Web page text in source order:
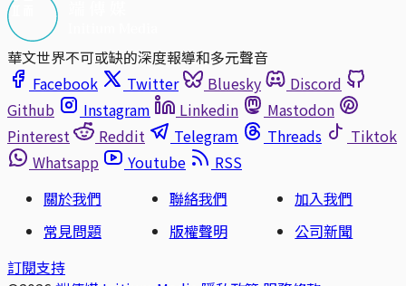
華文世界不可或缺的深度報導和多元聲音
Facebook
Twitter Bluesky
Discord
Github
Instagram Linkedin
Mastodon
Pinterest
Reddit Telegram Threads
Tiktok
Whatsapp
Youtube
RSS
關於我們
聯絡我們
加入我們
常見問題
版權聲明
公司新聞
訂閱支持